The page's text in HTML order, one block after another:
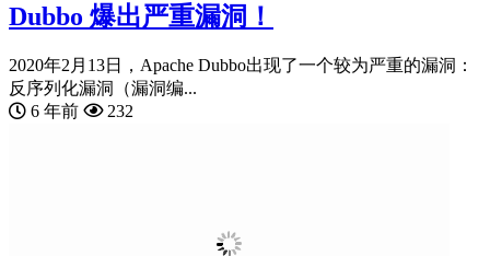
Dubbo 爆出严重漏洞！
2020年2月13日，Apache Dubbo出现了一个较为严重的漏洞：
反序列化漏洞（漏洞编...
6 年前
232